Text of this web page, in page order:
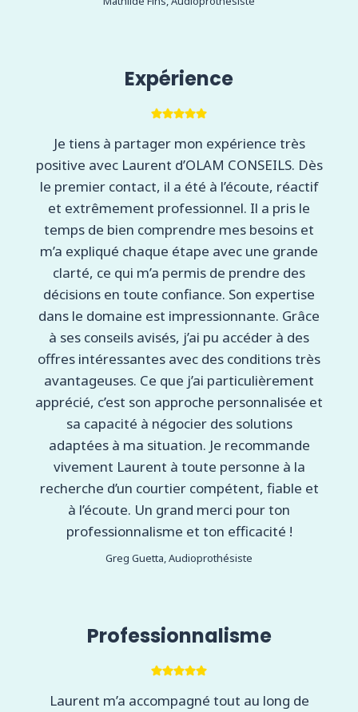
Expérience
Je tiens à partager mon expérience très
positive avec Laurent d’OLAM CONSEILS. Dès
le premier contact, il a été à l’écoute, réactif
et extrêmement professionnel. Il a pris le
temps de bien comprendre mes besoins et
m’a expliqué chaque étape avec une grande
clarté, ce qui m’a permis de prendre des
décisions en toute confiance. Son expertise
dans le domaine est impressionnante. Grâce
à ses conseils avisés, j’ai pu accéder à des
offres intéressantes avec des conditions très
avantageuses. Ce que j’ai particulièrement
apprécié, c’est son approche personnalisée et
sa capacité à négocier des solutions
adaptées à ma situation. Je recommande
vivement Laurent à toute personne à la
recherche d’un courtier compétent, fiable et
à l’écoute. Un grand merci pour ton
professionnalisme et ton efficacité !
Greg Guetta, Audioprothésiste
Professionnalisme
Laurent m’a accompagné tout au long de